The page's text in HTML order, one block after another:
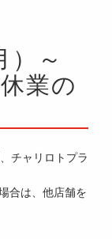
）～
業の
チャリロトプラ
合は、他店舗を